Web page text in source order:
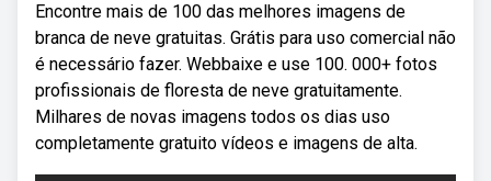
Encontre mais de 100 das melhores imagens de
branca de neve gratuitas. Grátis para uso comercial não
é necessário fazer. Webbaixe e use 100. 000+ fotos
profissionais de floresta de neve gratuitamente.
Milhares de novas imagens todos os dias uso
completamente gratuito vídeos e imagens de alta.